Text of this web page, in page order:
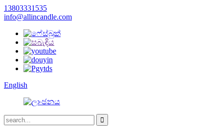
13803331535
info@allincandle.com
English